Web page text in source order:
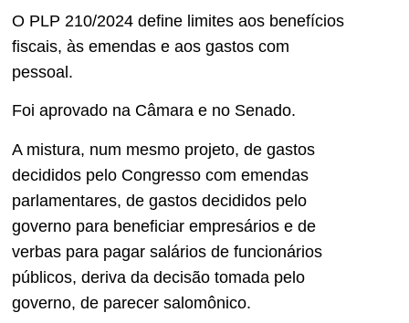
O PLP 210/2024 define limites aos benefícios
fiscais, às emendas e aos gastos com
pessoal.
Foi aprovado na Câmara e no Senado.
A mistura, num mesmo projeto, de gastos
decididos pelo Congresso com emendas
parlamentares, de gastos decididos pelo
governo para beneficiar empresários e de
verbas para pagar salários de funcionários
públicos, deriva da decisão tomada pelo
governo, de parecer salomônico.